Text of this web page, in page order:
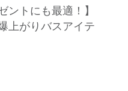
ントにも最適！】
上がりバスアイテ